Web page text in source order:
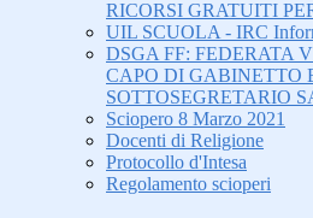
RICORSI GRATUITI
UIL SCUOLA - IRC
DSGA FF: FEDERATA
CAPO DI GABINETTO
SOTTOSEGRETARIO
Sciopero 8 Marzo 2021
Docenti di Religione
Protocollo d'Intesa
Regolamento scioperi